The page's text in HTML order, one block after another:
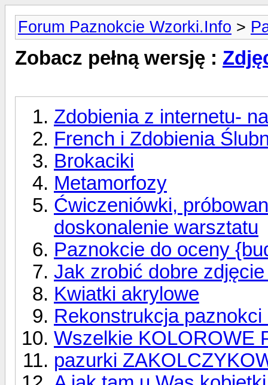
Forum Paznokcie Wzorki.Info >
Zobacz pełną wersję :
Zdobienia z internetu-
French i Zdobienia
Brokaciki
Metamorfozy
Ćwiczeniówki,
doskonalenie warsztatu
Paznokcie do oceny
Jak zrobić dobre
Kwiatki akrylowe
Rekonstrukcja
Wszelkie KOLOROWE
pazurki